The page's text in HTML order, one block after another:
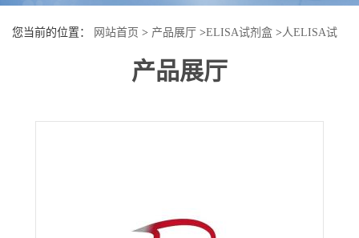
页
司
您当前的位置： 网站首页 > 产品展厅 >ELISA试剂盒 >人ELISA试
人核孔蛋白37kda(NUP37)酶联免疫试剂盒
产品展厅